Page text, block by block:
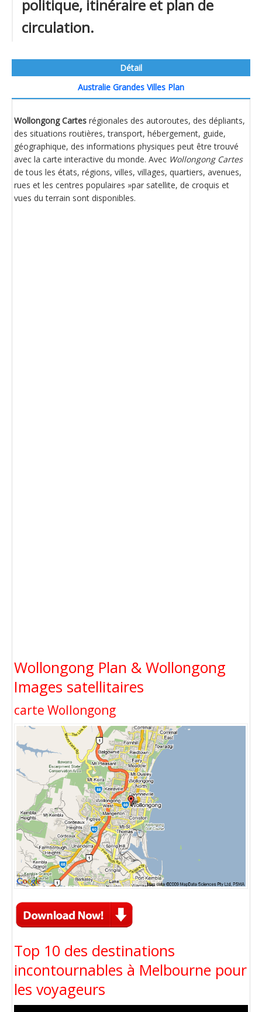
politique, itinéraire et plan de
circulation.
Détail
Australie Grandes Villes Plan
Wollongong Cartes régionales des autoroutes, des dépliants,
des situations routières, transport, hébergement, guide,
géographique, des informations physiques peut être trouvé
avec la carte interactive du monde. Avec Wollongong Cartes
de tous les états, régions, villes, villages, quartiers, avenues,
rues et les centres populaires »par satellite, de croquis et
vues du terrain sont disponibles.
Wollongong Plan & Wollongong
Images satellitaires
carte Wollongong
Top 10 des destinations
incontournables à Melbourne pour
les voyageurs